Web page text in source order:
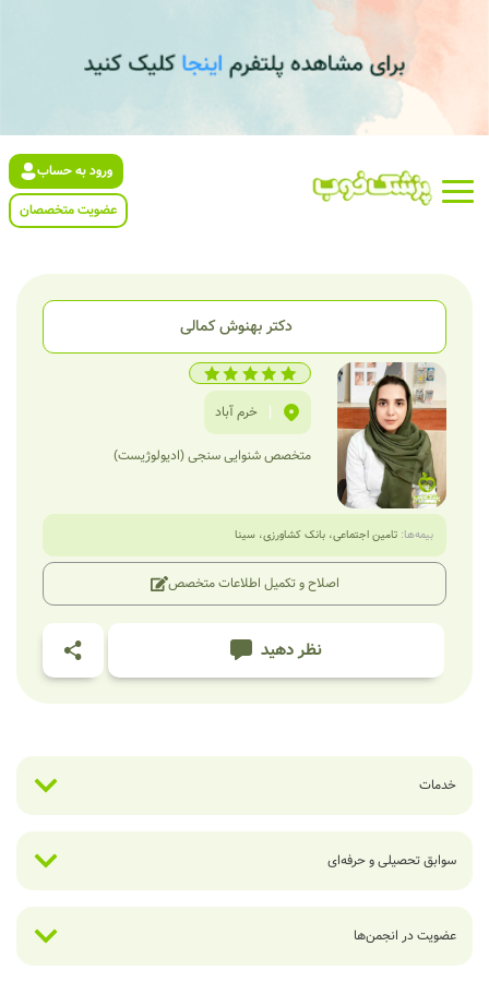
ورود به حساب
عضویت متخصصان
دکتر بهنوش کمالی
| خرم آباد
متخصص شنوایی سنجی (ادیولوژیست)
بیمه‌ها:تامین اجتماعی، بانک کشاورزی، سینا
اصلاح و تکمیل اطلاعات متخصص
نظر دهید
خدمات
سوابق تحصیلی و حرفه‌ای
عضویت در انجمن‌ها